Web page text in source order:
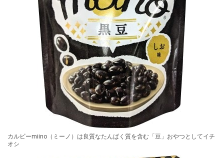
カルビーmiino（ミーノ）は良質なたんぱく質を含む「豆」おやつとしてイチ
オシ